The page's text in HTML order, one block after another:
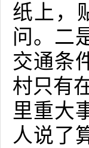
纸上，
问。二
交通条
村只有
里重大
人说了